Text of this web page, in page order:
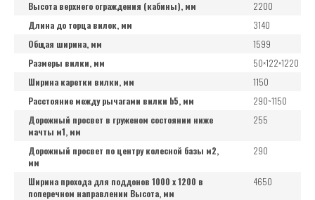
Высота верхнего ограждения (кабины), мм
2200
Длина до торца вилок, мм
3140
Общая ширина, мм
1599
Размеры вилки, мм
50×122×1220
Ширина каретки вилки, мм
1150
Расстояние между рычагами вилки b5, мм
290~1150
Дорожный просвет в груженом состоянии ниже
мачты м1, мм
255
Дорожный просвет по центру колесной базы м2,
мм
290
Ширина прохода для поддонов 1000 x 1200 в
поперечном направлении Высота, мм
4650